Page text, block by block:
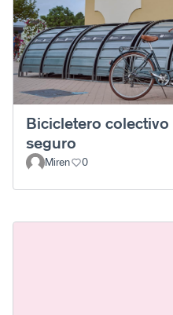
Bicicletero colectivo
seguro
Miren
0